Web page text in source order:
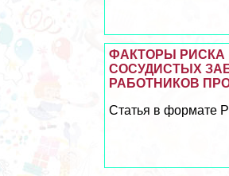
ФАКТОРЫ РИСКА
СОСУДИСТЫХ
РАБОТНИКОВ
Статья в формате